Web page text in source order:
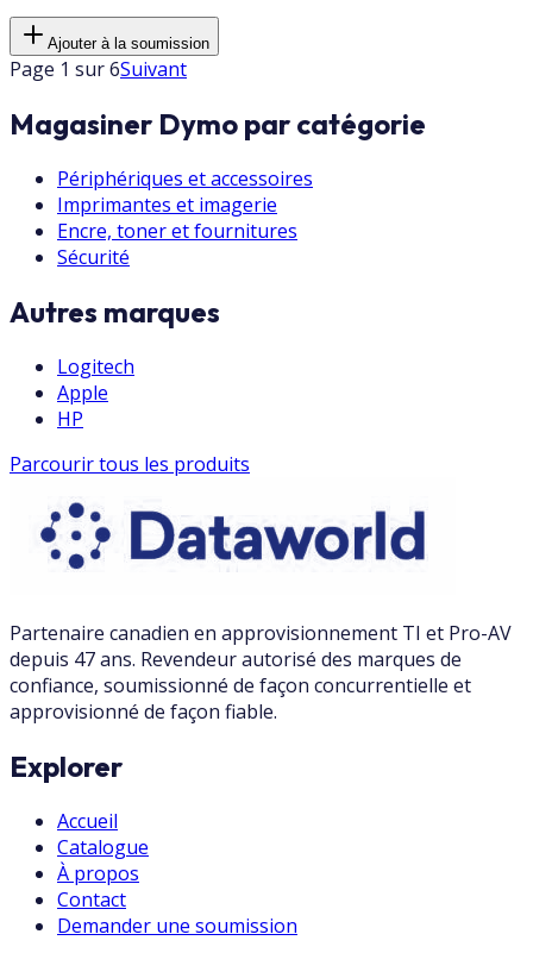
Ajouter à la soumission
Page 1 sur 6Suivant
Magasiner Dymo par catégorie
Périphériques et accessoires
Imprimantes et imagerie
Encre, toner et fournitures
Sécurité
Autres marques
Logitech
Apple
HP
Parcourir tous les produits
Partenaire canadien en approvisionnement TI et Pro-AV
depuis 47 ans. Revendeur autorisé des marques de
confiance, soumissionné de façon concurrentielle et
approvisionné de façon fiable.
Explorer
Accueil
Catalogue
À propos
Contact
Demander une soumission